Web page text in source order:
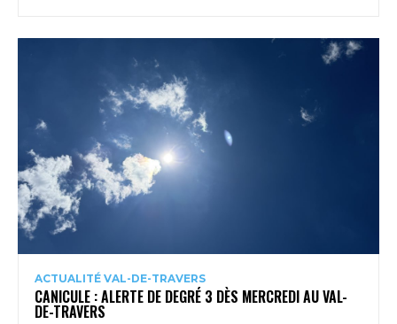
ACTUALITÉ VAL-DE-TRAVERS
CANICULE : ALERTE DE DEGRÉ 3 DÈS MERCREDI AU VAL-
DE-TRAVERS